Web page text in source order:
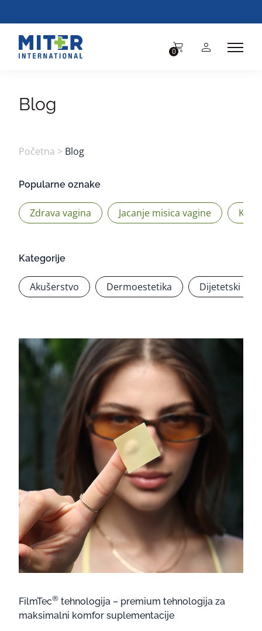
0
Blog
Početna > Blog
Popularne oznake
Zdrava vagina Jacanje misica vagine
Kategorije
Akušerstvo Dermoestetika Dijetetski
FilmTec® tehnologija – premium tehnologija za
maksimalni komfor suplementacije